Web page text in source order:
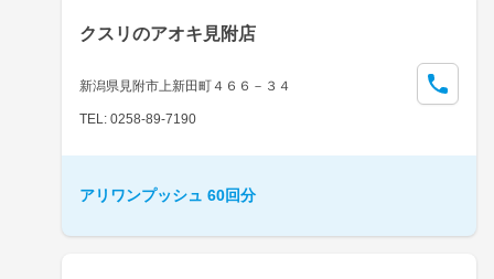
クスリのアオキ見附店
新潟県見附市上新田町４６６－３４
TEL: 0258-89-7190
アリワンプッシュ 60回分